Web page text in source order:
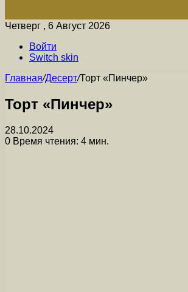
Четверг , 6 Август 2026
Войти
Switch skin
Главная/Десерт/Торт «Пинчер»
Торт «Пинчер»
28.10.2024
0 Время чтения: 4 мин.